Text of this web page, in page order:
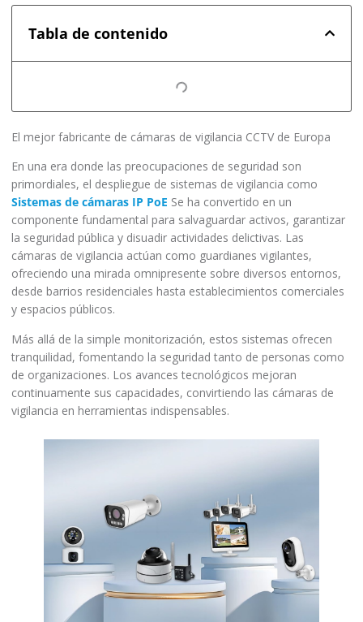
Tabla de contenido
El mejor fabricante de cámaras de vigilancia CCTV de Europa
En una era donde las preocupaciones de seguridad son
primordiales, el despliegue de sistemas de vigilancia como
Sistemas de cámaras IP PoE Se ha convertido en un
componente fundamental para salvaguardar activos, garantizar
la seguridad pública y disuadir actividades delictivas. Las
cámaras de vigilancia actúan como guardianes vigilantes,
ofreciendo una mirada omnipresente sobre diversos entornos,
desde barrios residenciales hasta establecimientos comerciales
y espacios públicos.
Más allá de la simple monitorización, estos sistemas ofrecen
tranquilidad, fomentando la seguridad tanto de personas como
de organizaciones. Los avances tecnológicos mejoran
continuamente sus capacidades, convirtiendo las cámaras de
vigilancia en herramientas indispensables.